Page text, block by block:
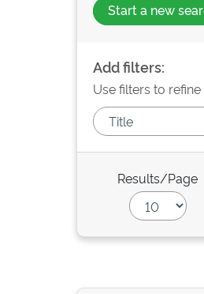
Start a new
Add filters:
Use filters to
Results/Page